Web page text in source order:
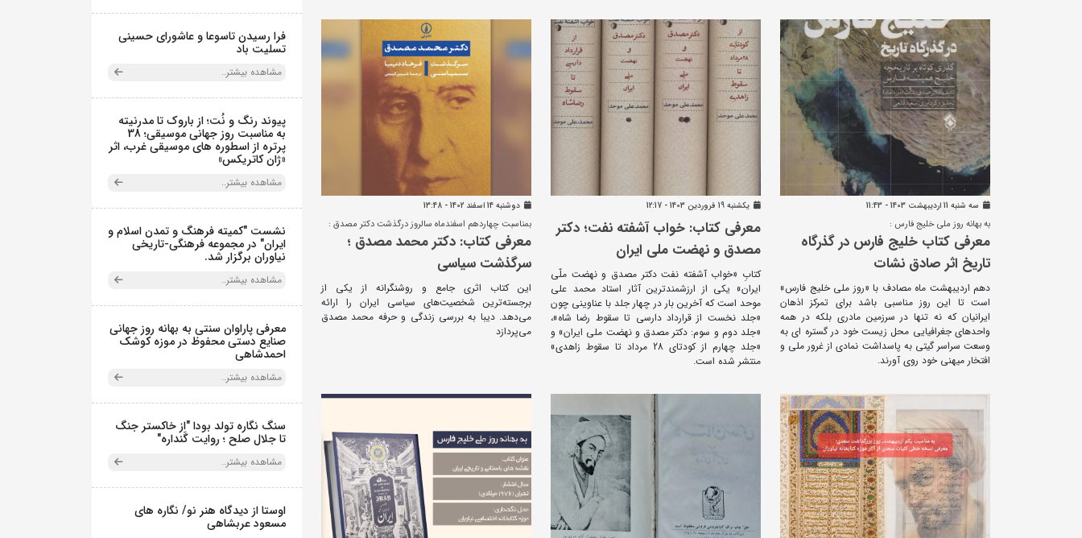
سه شنبه 11 ارديبهشت 1403 - 11:43
به بهانه روز ملی خلیج فارس :
معرفی کتاب خلیج فارس در گذرگاه
تاریخ اثر صادق نشات
دهم اردیبهشت ماه مصادف با «روز ملی خلیج فارس»
است تا این روز مناسبی باشد برای تمرکز اذهان
ایرانیان که نه تنها در سرزمین مادری بلکه در همه
واحدهای جغرافیایی محل زیست خود در گستره ای به
وسعت سراسر گیتی به پاسداشت نمادی از غرور ملی و
افتخار میهنی خود روی آورند.
يکشنبه 19 فروردين 1403 - 12:17
معرفی کتاب: خواب آشفته نفت؛ دکتر
مصدق و نهضت ملی ایران
کتابِ «خواب آشفته نفت دکتر مصدق و نهضت ملّی
ایران» یکی از ارزشمندترین آثار استاد محمد علی
موحد است که آخرین بار در چهار جلد با عناوینی چون
«جلد نخست از قرارداد دارسی تا سقوط رضا شاه»،
«جلد دوم و سوم: دکتر مصدق و نهضت ملی ایران» و
«جلد چهارم از کودتای 28 مرداد تا سقوط زاهدی»
منتشر شده است.
دوشنبه 14 اسفند 1402 - 13:48
بمناسبت چهاردهم اسفندماه سالروز درگذشت دکتر مصدق :
معرفی کتاب: دکتر محمد مصدق ؛
سرگذشت سیاسی
این کتاب اثری جامع و روشنگرانه از یکی از
برجسته‌ترین شخصیت‌های سیاسی ایران را ارائه
می‌دهد. دیبا به بررسی زندگی و حرفه محمد مصدق
می‌پردازد
فرا رسیدن تاسوعا و عاشورای حسینی
تسلیت باد
مشاهده بیشتر..
پیوند رنگ و نُت؛ از باروک تا مدرنیته
به مناسبت روز جهانی موسیقی؛ 38
پرتره از اسطوره های موسیقی غرب، اثر
«ژان کاتریکس»
مشاهده بیشتر..
نشست "کمیته فرهنگ و تمدن اسلام و
ایران" در مجموعه فرهنگی‌-تاریخی
نیاوران برگزار شد.
مشاهده بیشتر..
معرفی پاراوان سنتی به بهانه روز جهانی
صنایع دستی محفوظ در موزه کوشک
احمدشاهی
مشاهده بیشتر..
سنگ نگاره تولد بودا "از خاکستر جنگ
تا جلال صلح ؛ روایت گَنداره"
مشاهده بیشتر..
اوستا از دیدگاه هنر نو/ نگاره های
مسعود عربشاهی